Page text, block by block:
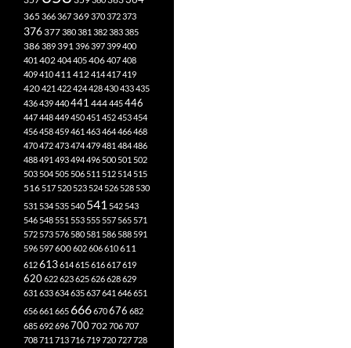
365 366367369370372373
376377380381 382383385
386389391396397399400
401 402404405406407408
409410411 412414417419
420421 422424428430433435
436439440441 444445446
447448449450451 452453454
456458459461 463464466468
470472473474479481 484486
488491 493494496 500 501 502
503 504 505 506 511 512 514 515
516 517 520 523 524 526 528 530
531 534 535 540 541 542 543
546 548 551 553 555 557 565 571
572 573 576 580 581 586 588 591
596 597600602606610611
612613614615616617619
620622623625626628629
631 633634635637641 646651
656661 665666670676 682
685692696700702706707
708711 713716719720727728